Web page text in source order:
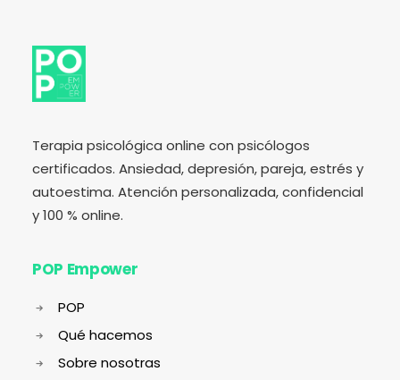
Terapia psicológica online con psicólogos
certificados. Ansiedad, depresión, pareja, estrés y
autoestima. Atención personalizada, confidencial
y 100 % online.
POP Empower
POP
Qué hacemos
Sobre nosotras